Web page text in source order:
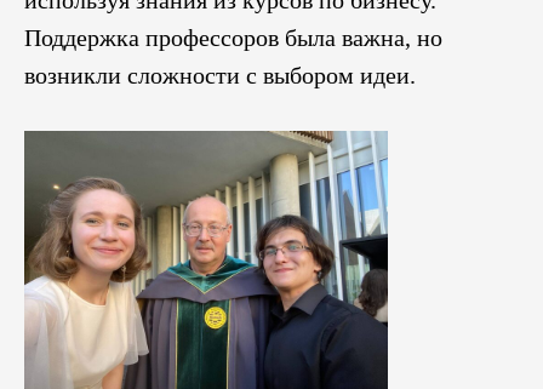
Поддержка профессоров была важна, но
возникли сложности с выбором идеи.